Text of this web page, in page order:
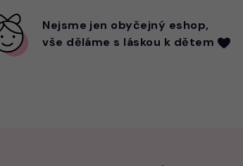
Nejsme jen obyčejný eshop,
vše děláme s láskou k dětem